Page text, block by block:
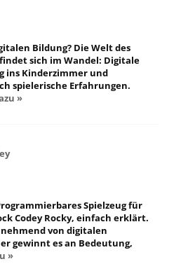
Bildung? Die Welt des
sich im Wandel: Digitale
ins Kinderzimmer und
spielerische Erfahrungen.
»
Spielzeug für
Codey Rocky, einfach erklärt.
von digitalen
gewinnt es an Bedeutung,
»